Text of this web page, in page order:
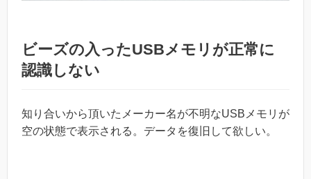
ビーズの入ったUSBメモリが正常に
認識しない
知り合いから頂いたメーカー名が不明なUSBメモリが
空の状態で表示される。データを復旧して欲しい。